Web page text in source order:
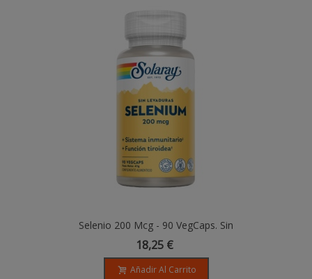
Selenio 200 Mcg - 90 VegCaps. Sin
Levadura. Apto Para Veganos. Sin Gluten.
18,25 €
Añadir Al Carrito